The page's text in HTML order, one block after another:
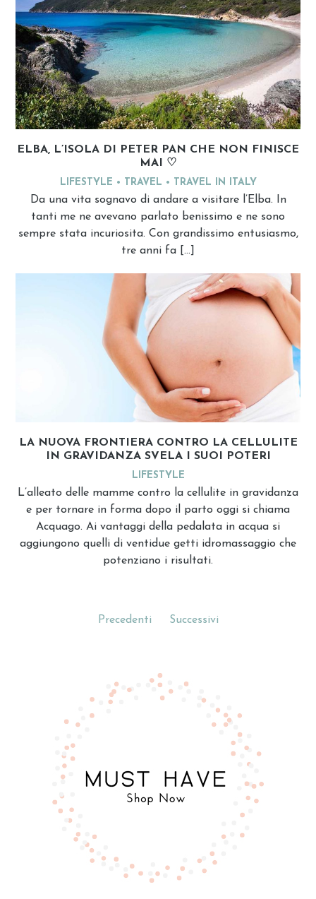
ELBA, L’ISOLA DI PETER PAN CHE NON FINISCE
MAI ♡
LIFESTYLE TRAVEL TRAVEL IN ITALY
Da una vita sognavo di andare a visitare l’Elba. In
tanti me ne avevano parlato benissimo e ne sono
sempre stata incuriosita. Con grandissimo entusiasmo,
tre anni fa […]
LA NUOVA FRONTIERA CONTRO LA CELLULITE
IN GRAVIDANZA SVELA I SUOI POTERI
LIFESTYLE
L’alleato delle mamme contro la cellulite in gravidanza
e per tornare in forma dopo il parto oggi si chiama
Acquago. Ai vantaggi della pedalata in acqua si
aggiungono quelli di ventidue getti idromassaggio che
potenziano i risultati.
Precedenti Successivi